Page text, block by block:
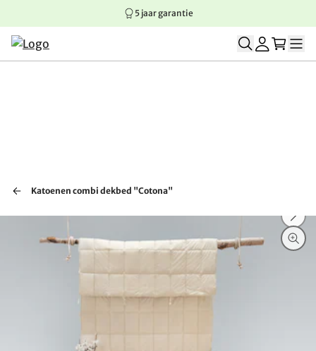
Springen naar hoofdinhoud
Springen naar hoofdnavigatie
Springen naar voettekst
5 jaar garantie
Katoenen combi dekbed "Cotona"